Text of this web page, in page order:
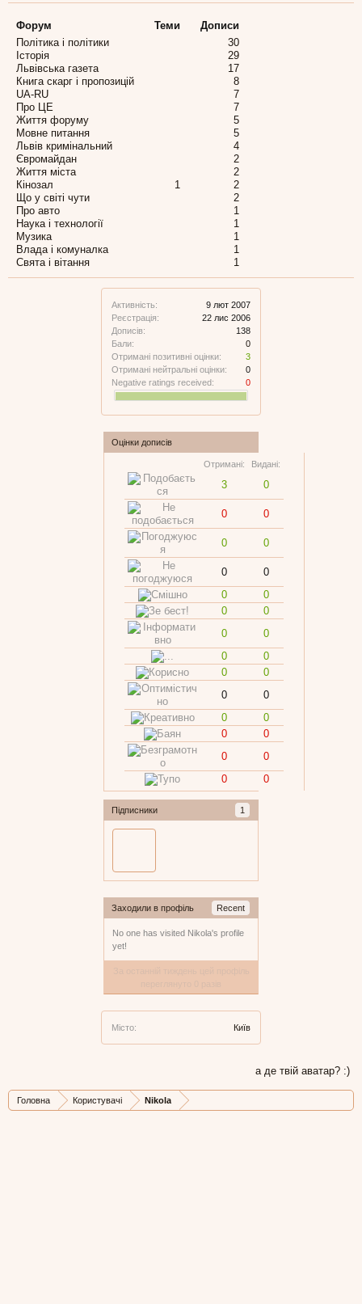
Активність:
9 лют 2007
Реєстрація:
22 лис 2006
Дописів:
138
Бали:
0
Отримані позитивні оцінки:
3
Отримані нейтральні оцінки:
0
Negative ratings received:
0
Оцінки дописів
Отримані: Видані:
3 0
0 0
0 0
0
0
0
0
0
0
0
0
0
0
0
0
0
0
0
0
0
0
0
0
0
0
Підписники 1
Заходили в профіль Recent
No one has visited Nikola's profile
yet!
Місто: Київ
Форум Теми
Дописи
Політика і політики
30
Історія
29
Львівська газета
17
Книга скарг і пропозицій
8
UA-RU
7
Про ЦЕ
7
Життя форуму
5
Мовне питання
5
Львів кримінальний
4
Євромайдан
2
Життя міста
2
Кінозал
1
2
Що у світі чути
2
Про авто
1
Наука і технології
1
Музика
1
Влада і комуналка
1
Свята і вітання
1
а де твій аватар? :)
Головна Користувачі Nikola